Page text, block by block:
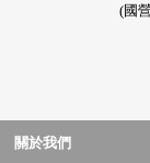
(國
關於我們